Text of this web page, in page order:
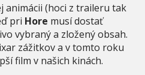
animácii (hoci z traileru tak
pri Hore musí dostať
vybraný a zložený obsah.
zážitkov a v tomto roku
film v našich kinách.